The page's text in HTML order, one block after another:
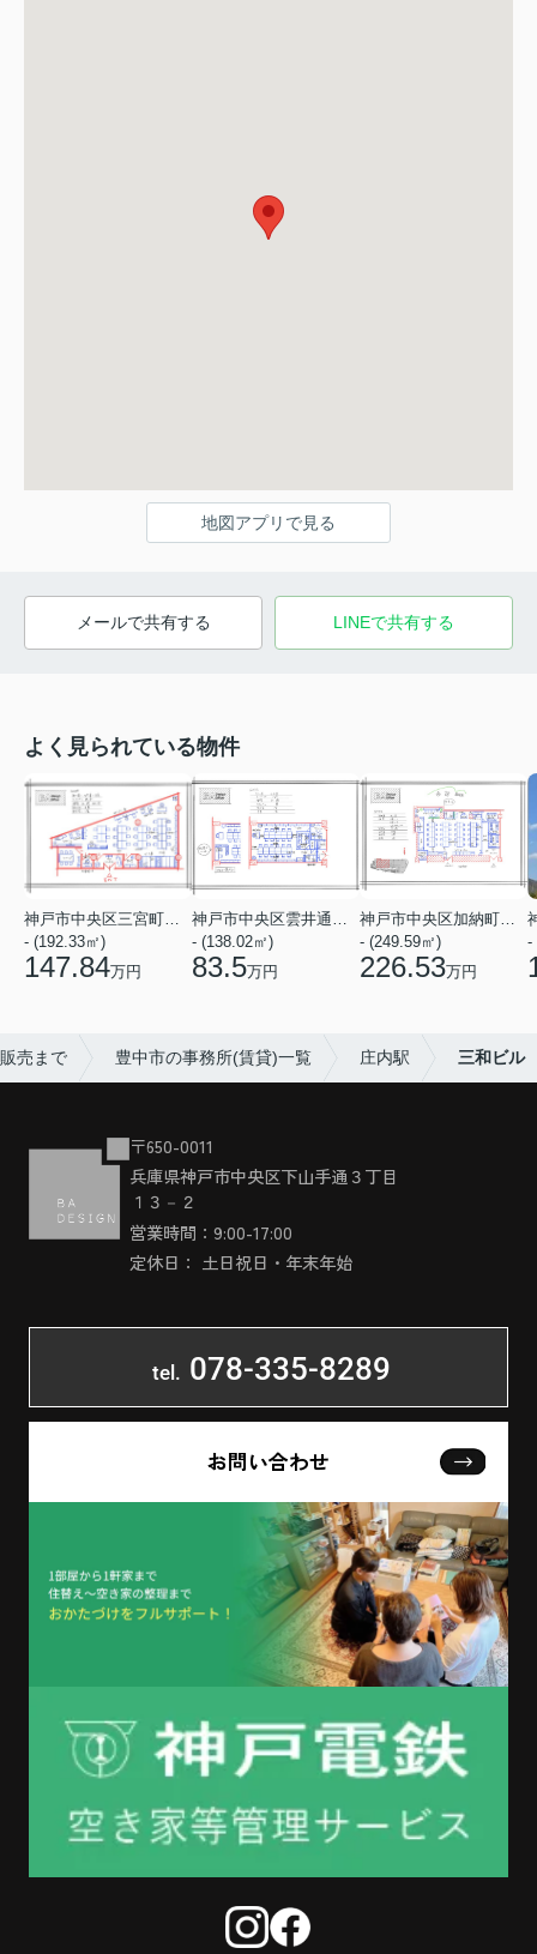
地図アプリで見る
メールで共有する LINEで共有する
よく見られている物件
- (192.33㎡)
147.84万円
- (138.02㎡)
83.5万円
- (249.59㎡)
226.53万円
-
売まで 豊中市の事務所(賃貸)一覧 庄内駅 三和ビル
〒650-0011
兵庫県神戸市中央区下山手通３丁目
１３－２
営業時間：9:00-17:00
定休日： 土日祝日・年末年始
tel. 078-335-8289
お問い合わせ